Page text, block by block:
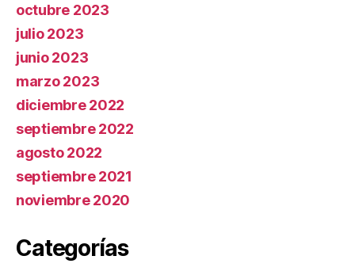
octubre 2023
julio 2023
junio 2023
marzo 2023
diciembre 2022
septiembre 2022
agosto 2022
septiembre 2021
noviembre 2020
Categorías